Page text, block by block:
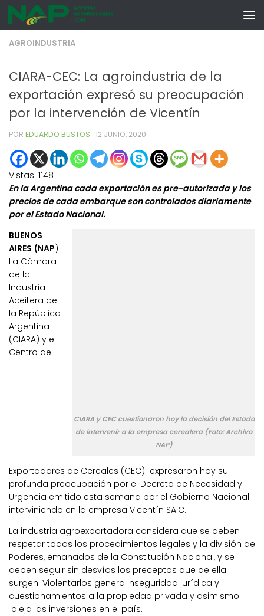
Skip to content
AGROINDUSTRIA
CIARA-CEC: La agroindustria de la
exportación expresó su preocupación
por la intervención de Vicentín
POR EDUARDO BUSTOS · 12 JUNIO, 2020
Vistas: 1148
En la Argentina cada exportación es pre-autorizada y los
precios de cada embarque son controlados diariamente
por el Estado Nacional.
CIARA y CEC cuestionaron hoy la decisión del Estado
de intervenir a la empresa cerealera (Foto: Archivo
NAP)
BUENOS
AIRES (NAP)
La Cámara
de la
Industria
Aceitera de
la República
Argentina
(CIARA) y el
Centro de
Exportadores de Cereales (CEC) expresaron hoy su
profunda preocupación por el Decreto de Necesidad y
Urgencia emitido esta semana por el Gobierno Nacional
interviniendo en la empresa Vicentín SAIC.
La industria agroexportadora considera que se deben
respetar todos los procedimientos legales y la división de
Poderes, emanados de la Constitución Nacional, y se
deben seguir sin desvíos los preceptos que de ella
surgen. Violentarlos genera inseguridad jurídica y
cuestionamientos a la propiedad privada y asimismo
aleja las inversiones en el país.